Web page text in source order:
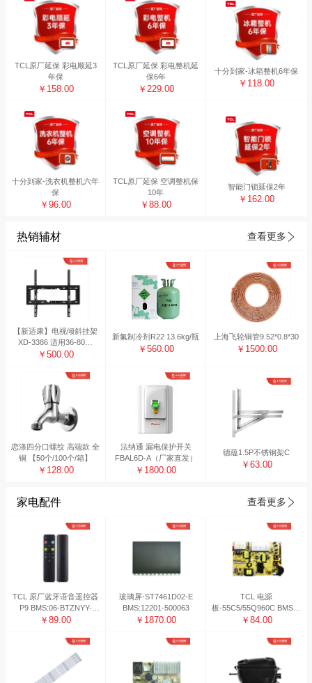
TCL原厂延保 彩电顺延3
年保
￥158.00
TCL原厂延保 彩电整机延
保6年
￥229.00
十分到家-冰箱整机6年保
￥118.00
十分到家-洗衣机整机六年
保
￥96.00
TCL原厂延保 空调整机保
10年
￥88.00
智能门锁延保2年
￥162.00
热销辅材 查看更多
【新适康】电视倾斜挂架
XD-3386 适用36-80寸
（10副装）
￥500.00
新氟制冷剂R22 13.6kg/瓶
￥560.00
上海飞轮铜管9.52*0.8*30
￥1500.00
恋涤四分口螺纹 高端款 全
铜 【50个/100个/箱】
￥128.00
法纳通 漏电保护开关
FBAL6D-A（厂家直发）
￥1800.00
德蕴1.5P不锈钢架C
￥63.00
家电配件 查看更多
TCL 原厂蓝牙语音遥控器
P9 BMS:06-BTZNYY-
BRC802D
￥89.00
玻璃屏-ST7461D02-E
BMS:12201-500063
￥1870.00
TCL 电源
板-55C5/55Q960C BMS系
统编码：08-L171H34-
发货 非工作日发货时间顺
￥84.00